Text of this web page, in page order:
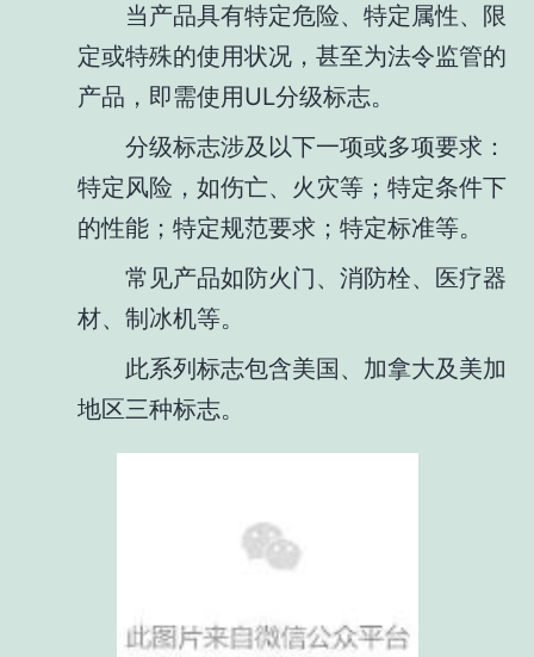
当产品具有特定危险、特定属性、限
定或特殊的使用状况，甚至为法令监管的
产品，即需使用UL分级标志。
分级标志涉及以下一项或多项要求：
特定风险，如伤亡、火灾等；特定条件下
的性能；特定规范要求；特定标准等。
常见产品如防火门、消防栓、医疗器
材、制冰机等。
此系列标志包含美国、加拿大及美加
地区三种标志。